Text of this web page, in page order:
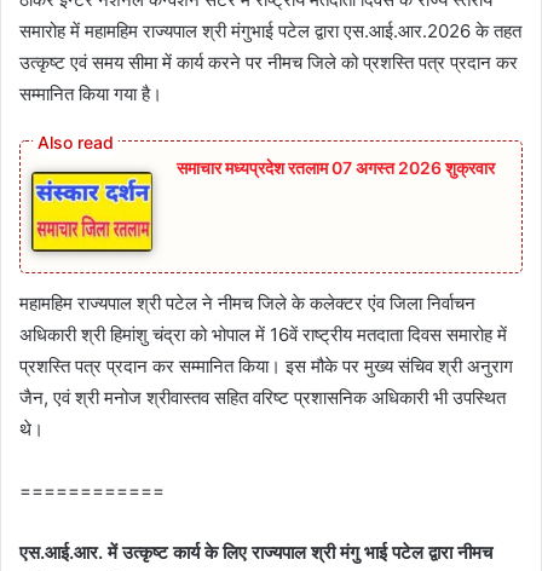
समारो‍ह में महामहिम राज्‍यपाल श्री मंगुभाई पटेल द्वारा एस.आई.आर.2026 के तहत
उत्कृष्‍ट एवं समय सीमा में कार्य करने पर नीमच जिले को प्रशस्ति पत्र प्रदान कर
सम्‍मानित किया गया है।
समाचार मध्यप्रदेश रतलाम 07 अगस्त 2026 शुक्रवार
महामहिम राज्यपाल श्री पटेल ने नीमच जिले के कलेक्‍टर एंव जिला निर्वाचन
अधिकारी श्री हिमांशु चंद्रा को भोपाल में 16वें राष्‍ट्रीय मतदाता दिवस समारोह में
प्रशस्ति पत्र प्रदान कर सम्‍मानित किया। इस मौके पर मुख्‍य संचिव श्री अनुराग
जैन, एवं श्री मनोज श्रीवास्‍तव सहित वरिष्‍ट प्रशासनिक अधिकारी भी उपस्‍थित
थे।
============
एस.आई.आर. में उत्कृष्‍ट कार्य के लिए राज्‍यपाल श्री मंगु भाई पटेल द्वारा नीमच